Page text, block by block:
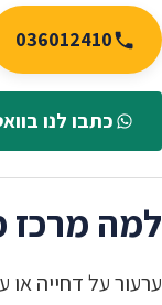
036012410
כתבו לנו
למה מרכז
ערעור על דחייה או